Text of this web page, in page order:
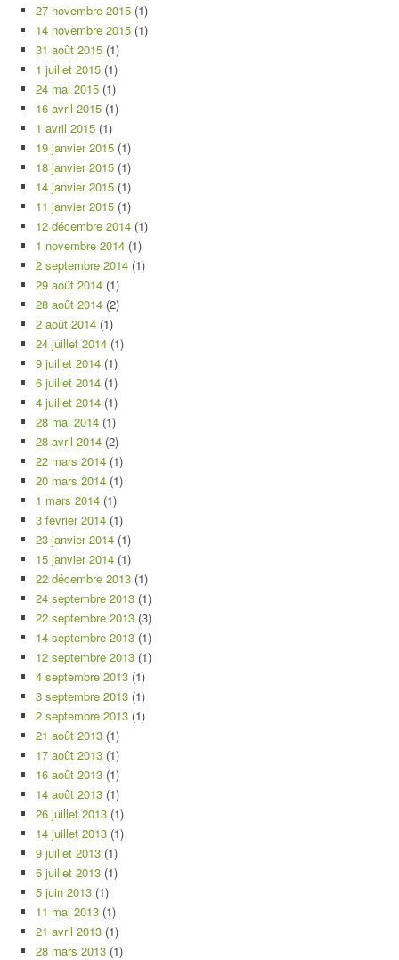
27 novembre 2015 (1)
14 novembre 2015 (1)
31 août 2015 (1)
1 juillet 2015 (1)
24 mai 2015 (1)
16 avril 2015 (1)
1 avril 2015 (1)
19 janvier 2015 (1)
18 janvier 2015 (1)
14 janvier 2015 (1)
11 janvier 2015 (1)
12 décembre 2014 (1)
1 novembre 2014 (1)
2 septembre 2014 (1)
29 août 2014 (1)
28 août 2014 (2)
2 août 2014 (1)
24 juillet 2014 (1)
9 juillet 2014 (1)
6 juillet 2014 (1)
4 juillet 2014 (1)
28 mai 2014 (1)
28 avril 2014 (2)
22 mars 2014 (1)
20 mars 2014 (1)
1 mars 2014 (1)
3 février 2014 (1)
23 janvier 2014 (1)
15 janvier 2014 (1)
22 décembre 2013 (1)
24 septembre 2013 (1)
22 septembre 2013 (3)
14 septembre 2013 (1)
12 septembre 2013 (1)
4 septembre 2013 (1)
3 septembre 2013 (1)
2 septembre 2013 (1)
21 août 2013 (1)
17 août 2013 (1)
16 août 2013 (1)
14 août 2013 (1)
26 juillet 2013 (1)
14 juillet 2013 (1)
9 juillet 2013 (1)
6 juillet 2013 (1)
5 juin 2013 (1)
11 mai 2013 (1)
21 avril 2013 (1)
28 mars 2013 (1)